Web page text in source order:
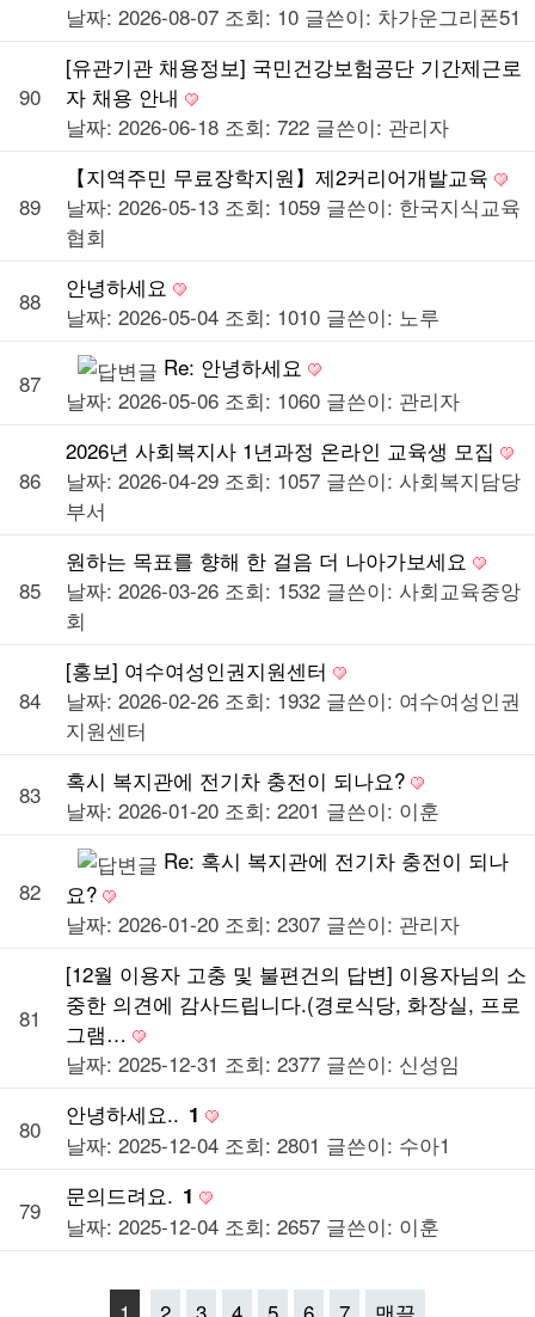
날짜: 2026-08-07 조회: 10 글쓴이: 차가운그리폰51
90
[유관기관 채용정보] 국민건강보험공단 기간제근로
자 채용 안내
날짜: 2026-06-18 조회: 722 글쓴이: 관리자
89
【지역주민 무료장학지원】제2커리어개발교육
날짜: 2026-05-13 조회: 1059 글쓴이: 한국지식교육
협회
88
안녕하세요
날짜: 2026-05-04 조회: 1010 글쓴이: 노루
87
Re: 안녕하세요
날짜: 2026-05-06 조회: 1060 글쓴이: 관리자
86
2026년 사회복지사 1년과정 온라인 교육생 모집
날짜: 2026-04-29 조회: 1057 글쓴이: 사회복지담당
부서
85
원하는 목표를 향해 한 걸음 더 나아가보세요
날짜: 2026-03-26 조회: 1532 글쓴이: 사회교육중앙
회
84
[홍보] 여수여성인권지원센터
날짜: 2026-02-26 조회: 1932 글쓴이: 여수여성인권
지원센터
83
혹시 복지관에 전기차 충전이 되나요?
날짜: 2026-01-20 조회: 2201 글쓴이: 이훈
82
Re: 혹시 복지관에 전기차 충전이 되나
요?
날짜: 2026-01-20 조회: 2307 글쓴이: 관리자
81
[12월 이용자 고충 및 불편건의 답변] 이용자님의 소
중한 의견에 감사드립니다.(경로식당, 화장실, 프로
그램…
날짜: 2025-12-31 조회: 2377 글쓴이: 신성임
80
안녕하세요.. 1
날짜: 2025-12-04 조회: 2801 글쓴이: 수아1
79
문의드려요. 1
날짜: 2025-12-04 조회: 2657 글쓴이: 이훈